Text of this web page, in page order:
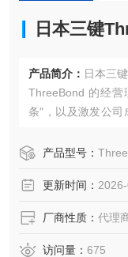
日本三键
产品简介： 日本三
ThreeBond 的经
条"，以及激发公司
重视我们成立时的
产品型号：
更新时间：
厂商性质： 代理
访问量： 675